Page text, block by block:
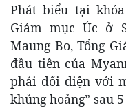
Phát biểu tại
Giám mục Úc ở
Maung Bo, Tổng
đầu tiên của
phải đối diện với
khủng hoảng” sau